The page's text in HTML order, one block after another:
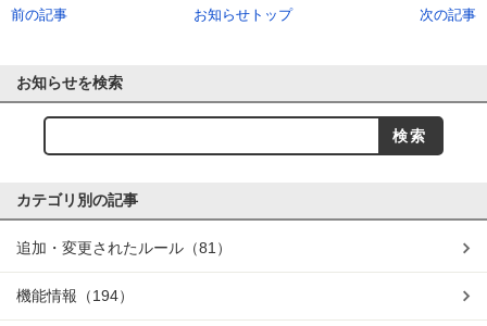
前の記事 お知らせトップ 次の記事
お知らせを検索
カテゴリ別の記事
追加・変更されたルール （81）
機能情報 （194）